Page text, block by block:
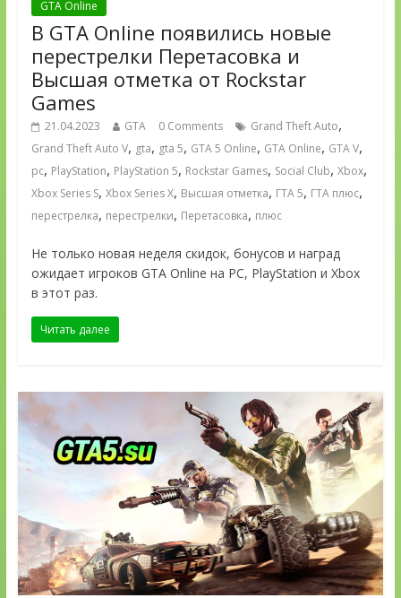
GTA Online
В GTA Online появились новые
перестрелки Перетасовка и
Высшая отметка от Rockstar
Games
21.04.2023 GTA 0 Comments Grand Theft Auto,
Grand Theft Auto V, gta, gta 5, GTA 5 Online, GTA Online, GTA V,
pc, PlayStation, PlayStation 5, Rockstar Games, Social Club, Xbox,
Xbox Series S, Xbox Series X, Высшая отметка, ГТА 5, ГТА плюс,
перестрелка, перестрелки, Перетасовка, плюс
Не только новая неделя скидок, бонусов и наград
ожидает игроков GTA Online на PC, PlayStation и Xbox
в этот раз.
Читать далее